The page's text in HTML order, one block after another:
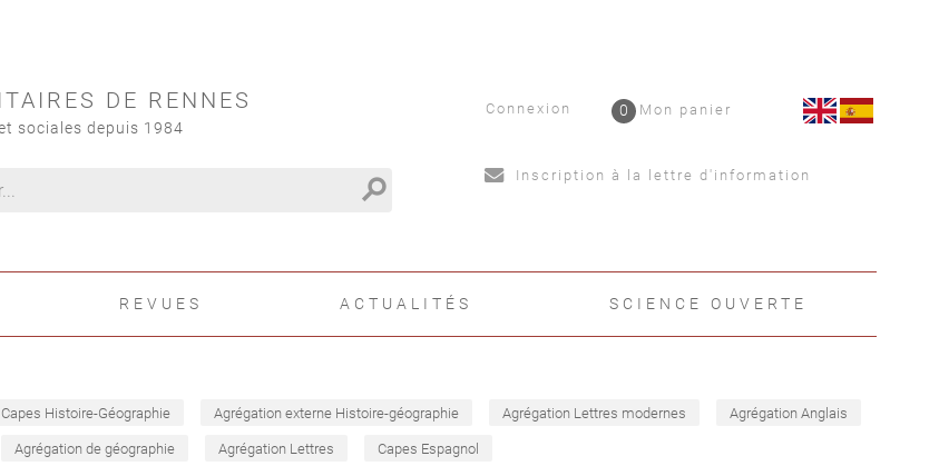
DE RENNES
sociales depuis 1984
search
Connexion Mon panier
0
Inscription à la lettre d'information
REVUES ACTUALITÉS SCIENCE OUVERTE
Capes Histoire-Géographie Agrégation externe Histoire-géographie Agrégation Lettres modernes Agrégation Anglais
Agrégation de géographie Agrégation Lettres Capes Espagnol